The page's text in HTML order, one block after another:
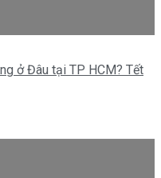
ở Đâu tại TP HCM? Tết